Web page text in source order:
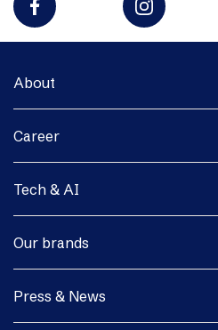
About
Career
Tech & AI
Our brands
Press & News